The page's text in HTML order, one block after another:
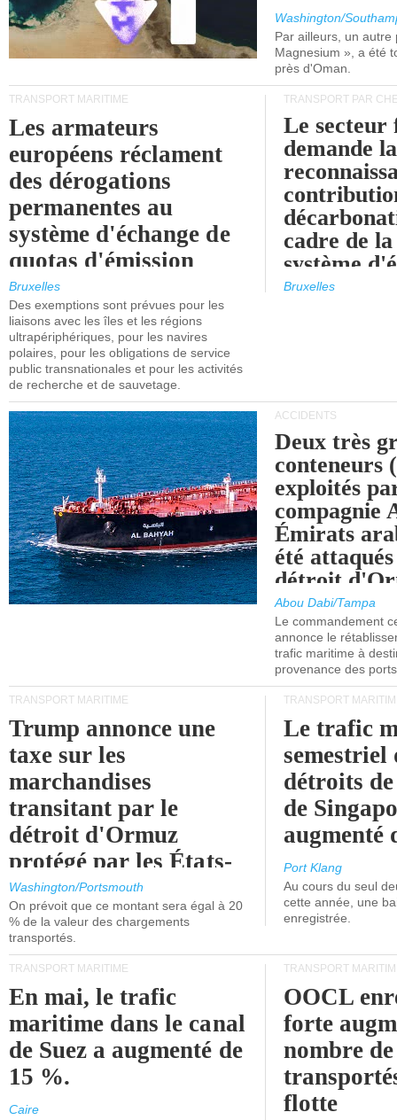
Washington/
Par ailleurs, un autre
Magnesium », a été
près d'Oman.
TRANSPORT MARITIME
Les armateurs
européens réclament
des dérogations
permanentes au
système d'échange de
quotas d'émission
maritimes de l'UE
après 2030.
Bruxelles
Des exemptions sont prévues pour les
liaisons avec les îles et les régions
ultrapériphériques, pour les navires
polaires, pour les obligations de service
public transnationales et pour les activités
de recherche et de sauvetage.
TRANSPORT PAR
Le
demande la
cadre de
système
quotas
Bruxelles
ACCIDENTS
Deux très
conteneurs
exploités
compagnie
Émirats
été
détroit
Abou Dabi/Tampa
Le commandement
annonce le
trafic maritime à
provenance des
TRANSPORT MARITIME
Trump annonce une
taxe sur les
marchandises
transitant par le
détroit d'Ormuz
protégé par les États-
Unis.
Washington/Portsmouth
On prévoit que ce montant sera égal à 20
% de la valeur des chargements
transportés.
TRANSPORT
Le trafic
semestriel
détroits
de
augmenté
Port Klang
Au cours du seul
cette année, une
enregistrée.
TRANSPORT MARITIME
En mai, le trafic
maritime dans le canal
de Suez a augmenté de
15 %.
Caire
TRANSPORT
OOCL
forte
nombre
flotte